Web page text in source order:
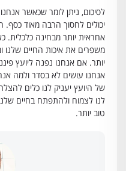
לסיכום, ניתן לומר שכאשר
יכולים לחסוך הרבה מאוד כסף.
אחראית יותר מבחינה כלכלית.
משפרים את איכות החיים שלנו
יותר. אם אנחנו נפנה ליועץ
אנחנו עושים לא בסדר ולמה
של היועץ יעניק לנו כלים
לנו לצמוח ולהתפתח בחיים
טוב יותר.